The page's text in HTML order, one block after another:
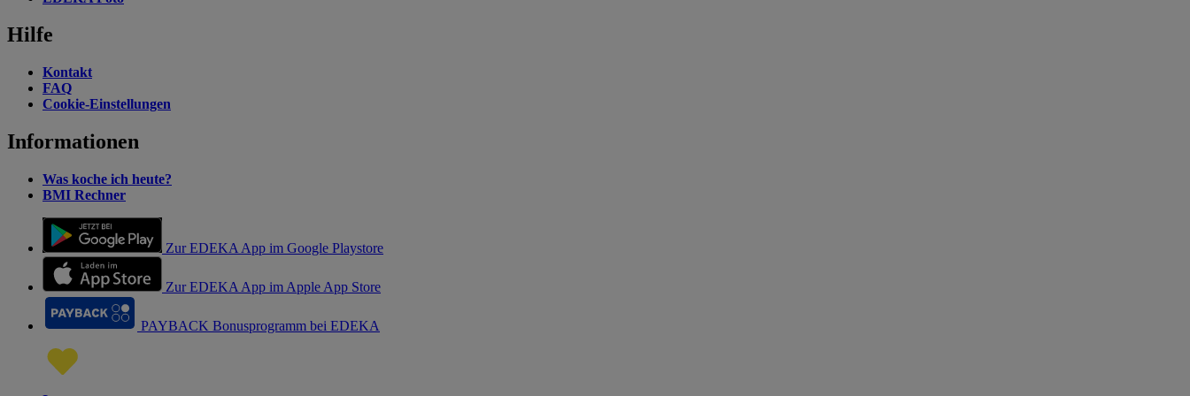
Hilfe
Kontakt
FAQ
Cookie-Einstellungen
Informationen
Was koche ich heute?
BMI Rechner
Zur EDEKA App im Google Playstore
Zur EDEKA App im Apple App Store
PAYBACK Bonusprogramm bei EDEKA